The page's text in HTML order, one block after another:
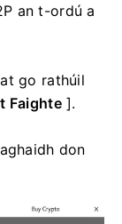
an t-ordú a
go rathúil
Faighte].
don